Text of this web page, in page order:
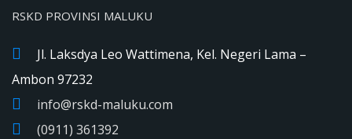
RSKD PROVINSI MALUKU
Jl. Laksdya Leo Wattimena, Kel. Negeri Lama –
Ambon 97232
info@rskd-maluku.com
(0911) 361392